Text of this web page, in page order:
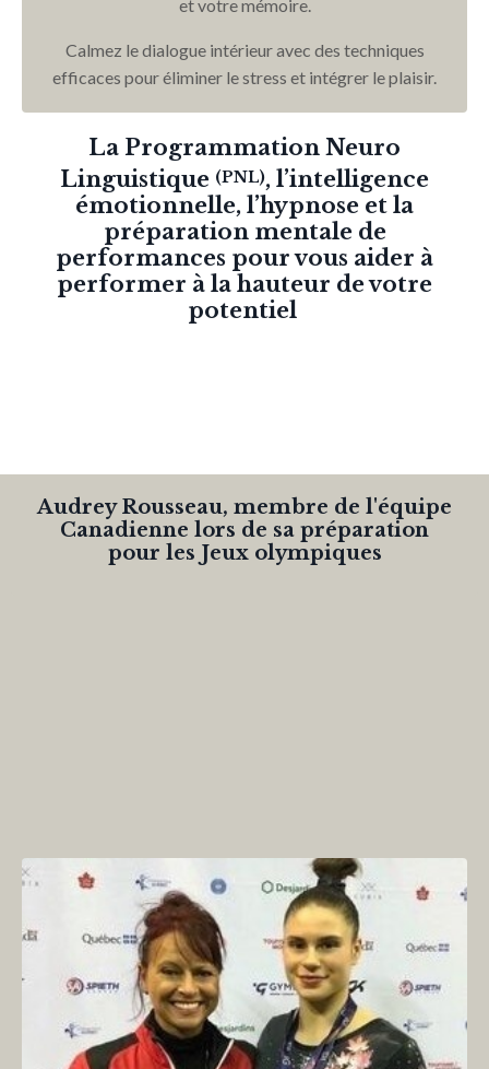
et votre mémoire.
Calmez le dialogue intérieur avec des techniques
efficaces pour éliminer le stress et intégrer le plaisir.
La Programmation Neuro
Linguistique (PNL), l’intelligence
émotionnelle, l’hypnose et la
préparation mentale de
performances pour vous aider à
performer à la hauteur de votre
potentiel
Audrey Rousseau, membre de l'équipe
Canadienne lors de sa préparation
pour les Jeux olympiques